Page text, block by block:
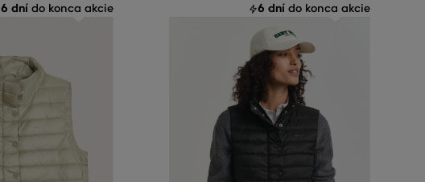
6 dnído konca akcie 6 dnído konca akcie